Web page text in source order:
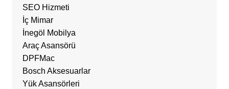
SEO Hizmeti
İç Mimar
İnegöl Mobilya
Araç Asansörü
DPFMac
Bosch Aksesuarlar
Yük Asansörleri